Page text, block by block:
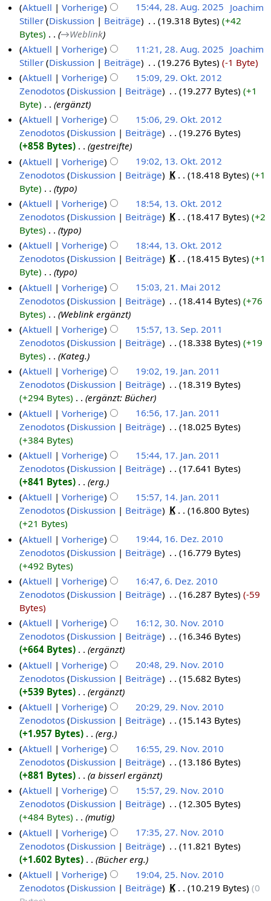
Aktuell
Vorherige 15:44, 28. Aug. 2025 Joachim
Stiller Diskussion Beiträge 19.318 Bytes
+42
Bytes
→‎Weblink
Aktuell
Vorherige 11:21, 28. Aug. 2025 Joachim
Stiller Diskussion Beiträge 19.276 Bytes
-1 Byte
Aktuell
Vorherige
15:09, 29. Okt. 2012
Zenodotos Diskussion Beiträge 19.277 Bytes
+1
Byte
ergänzt
Aktuell
Vorherige
15:06, 29. Okt. 2012
Zenodotos Diskussion Beiträge
19.276 Bytes
+858 Bytes
gestreifte
Aktuell
Vorherige
19:02, 13. Okt. 2012
Zenodotos Diskussion Beiträge K 18.418 Bytes
+1
Byte
typo
Aktuell
Vorherige
18:54, 13. Okt. 2012
Zenodotos Diskussion Beiträge K 18.417 Bytes
+2
Bytes
typo
Aktuell
Vorherige
18:44, 13. Okt. 2012
Zenodotos Diskussion Beiträge K 18.415 Bytes
+1
Byte
typo
Aktuell
Vorherige
15:03, 21. Mai 2012
Zenodotos Diskussion Beiträge 18.414 Bytes
+76
Bytes
Weblink ergänzt
Aktuell
Vorherige
15:57, 13. Sep. 2011
Zenodotos Diskussion Beiträge 18.338 Bytes
+19
Bytes
Kateg.
Aktuell
Vorherige
19:02, 19. Jan. 2011
Zenodotos Diskussion Beiträge
18.319 Bytes
+294 Bytes
ergänzt: Bücher
Aktuell
Vorherige
16:56, 17. Jan. 2011
Zenodotos Diskussion Beiträge
18.025 Bytes
+384 Bytes
Aktuell
Vorherige
15:44, 17. Jan. 2011
Zenodotos Diskussion Beiträge
17.641 Bytes
+841 Bytes
erg.
Aktuell
Vorherige
15:57, 14. Jan. 2011
Zenodotos Diskussion Beiträge K
16.800 Bytes
+21 Bytes
Aktuell
Vorherige
19:44, 16. Dez. 2010
Zenodotos Diskussion Beiträge
16.779 Bytes
+492 Bytes
Aktuell
Vorherige
16:47, 6. Dez. 2010
Zenodotos Diskussion Beiträge 16.287 Bytes
-59
Bytes
Aktuell
Vorherige
16:12, 30. Nov. 2010
Zenodotos Diskussion Beiträge
16.346 Bytes
+664 Bytes
ergänzt
Aktuell
Vorherige
20:48, 29. Nov. 2010
Zenodotos Diskussion Beiträge
15.682 Bytes
+539 Bytes
ergänzt
Aktuell
Vorherige
20:29, 29. Nov. 2010
Zenodotos Diskussion Beiträge
15.143 Bytes
+1.957 Bytes
erg.
Aktuell
Vorherige
16:55, 29. Nov. 2010
Zenodotos Diskussion Beiträge
13.186 Bytes
+881 Bytes
a bisserl ergänzt
Aktuell
Vorherige
15:57, 29. Nov. 2010
Zenodotos Diskussion Beiträge
12.305 Bytes
+484 Bytes
mutig
Aktuell
Vorherige
17:35, 27. Nov. 2010
Zenodotos Diskussion Beiträge
11.821 Bytes
+1.602 Bytes
Bücher erg.
Aktuell
Vorherige
19:04, 25. Nov. 2010
Zenodotos Diskussion Beiträge K 10.219 Bytes
0